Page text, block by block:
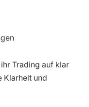
Trading auf klar
Klarheit und